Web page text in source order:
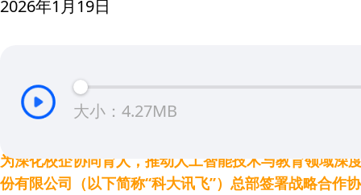
2026年1月19日
大小：4.27MB
为深化校企协同育人，推动人工智能技术与教育领域深
份有限公司（以下简称“科大讯飞”）总部签署战略合作